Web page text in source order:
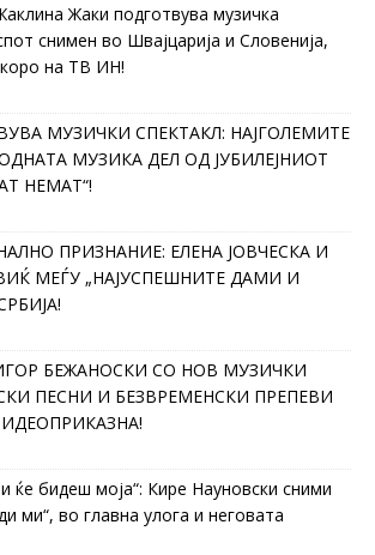
Жаки подготвува музичка
снимен во Швајцарија и Словенија,
на ТВ ИН!
МУЗИЧКИ СПЕКТАКЛ: НАЈГОЛЕМИТЕ
МУЗИКА ДЕЛ ОД ЈУБИЛЕЈНИОТ
НЕМАТ“!
ПРИЗНАНИЕ: ЕЛЕНА ЈОВЧЕСКА И
МЕЃУ „НАЈУСПЕШНИТЕ ДАМИ И
БЕЖАНОСКИ СО НОВ МУЗИЧКИ
ПЕСНИ И БЕЗВРЕМЕНСКИ ПРЕПЕВИ
ќе бидеш моја“: Кире Науновски сними
ми“, во главна улога и неговата